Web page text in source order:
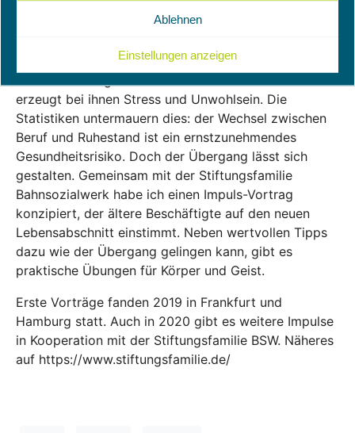
Ablehnen
Einstellungen anzeigen
Sinn kann ich meinem Leben im Alter geben?
Vielen Beschäftigten fällt es nicht leicht in Pension
erzeugt bei ihnen Stress und Unwohlsein. Die
Statistiken untermauern dies: der Wechsel zwischen
Beruf und Ruhestand ist ein ernstzunehmendes
Gesundheitsrisiko. Doch der Übergang lässt sich
gestalten. Gemeinsam mit der Stiftungsfamilie
Bahnsozialwerk habe ich einen Impuls-Vortrag
konzipiert, der ältere Beschäftigte auf den neuen
Lebensabschnitt einstimmt. Neben wertvollen Tipps
dazu wie der Übergang gelingen kann, gibt es
praktische Übungen für Körper und Geist.
Erste Vorträge fanden 2019 in Frankfurt und
Hamburg statt. Auch in 2020 gibt es weitere Impulse
in Kooperation mit der Stiftungsfamilie BSW. Näheres
auf https://www.stiftungsfamilie.de/